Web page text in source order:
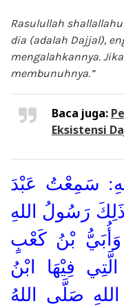
Rasulullah
dia (adalah Dajjal),
mengalahkannya.
membunuhnya.”
Baca juga:
Eksistensi
سَمِعْتُ عَبْدَ
رَسُولُ اللهِ
وَأُبَيُّ بْنُ كَعْبٍ
فِيْهَا ابْنُ
صَلَّى اللهُ